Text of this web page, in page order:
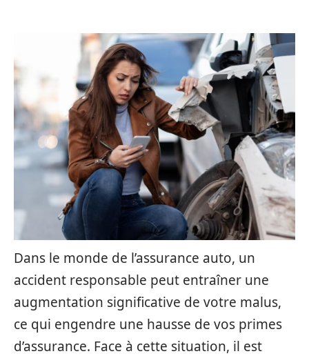
Dans le monde de l’assurance auto, un
accident responsable peut entraîner une
augmentation significative de votre malus,
ce qui engendre une hausse de vos primes
d’assurance. Face à cette situation, il est